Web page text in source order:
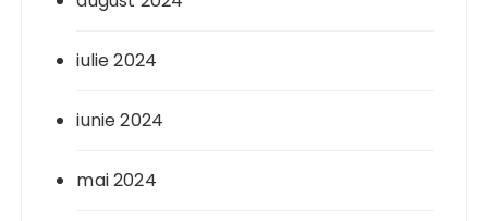
iulie 2024
iunie 2024
mai 2024